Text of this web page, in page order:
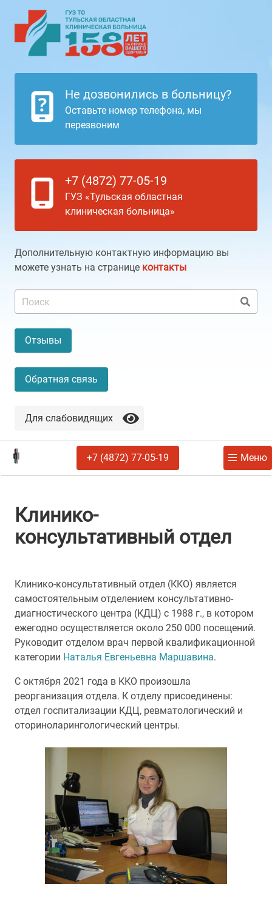
Не дозвонились в больницу?
Оставьте номер телефона, мы
перезвоним
+7 (4872) 77-05-19
ГУЗ «Тульская областная
клиническая больница»
Дополнительную контактную информацию вы
можете узнать на странице контакты
Отзывы
Обратная связь
Для слабовидящих
+7 (4872) 77-05-19 Меню
Клинико-
консультативный отдел
Клинико-консультативный отдел (ККО) является
самостоятельным отделением консультативно-
диагностического центра (КДЦ) с 1988 г., в котором
ежегодно осуществляется около 250 000 посещений.
Руководит отделом врач первой квалификационной
категории Наталья Евгеньевна Маршавина.
C октября 2021 года в ККО произошла
реорганизация отдела. К отделу присоединены:
отдел госпитализации КДЦ, ревматологический и
оториноларингологический центры.